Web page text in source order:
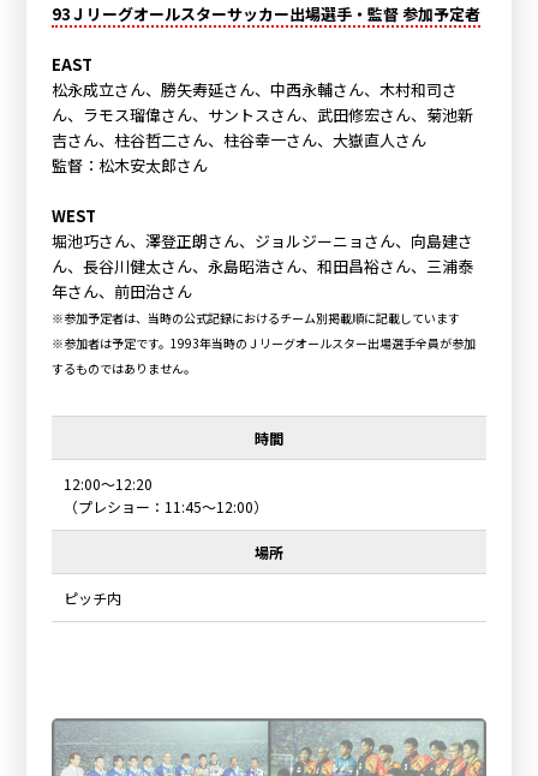
93Ｊリーグオールスターサッカー出場選手・監督 参加予定者
EAST
松永成立さん、勝矢寿延さん、中西永輔さん、木村和司さ
ん、ラモス瑠偉さん、サントスさん、武田修宏さん、菊池新
吉さん、柱谷哲二さん、柱谷幸一さん、大嶽直人さん
監督：松木安太郎さん
WEST
堀池巧さん、澤登正朗さん、ジョルジーニョさん、向島建さ
ん、長谷川健太さん、永島昭浩さん、和田昌裕さん、三浦泰
年さん、前田治さん
※参加予定者は、当時の公式記録におけるチーム別掲載順に記載しています
※参加者は予定です。1993年当時のＪリーグオールスター出場選手全員が参加
するものではありません。
時間
12:00～12:20
（プレショー：11:45～12:00）
場所
ピッチ内